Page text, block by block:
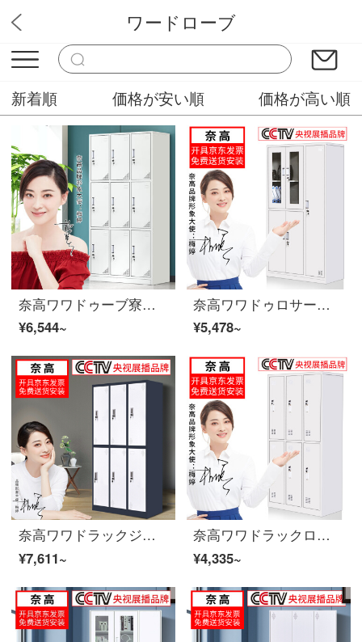
オフィス家具専門店
ワードローブ
新着順 価格が安い順 価格が高い順
奈高ワワドゥーブ寮の従業員がロッカーの中のロッカーの棚に複数の戸棚を収納している9つのドアワルドゥーブが厚いお金を入れています。
¥6,544~
奈高ワワドゥロサービスブティックキャビネット情報アーカイブキャビネット5つのワルドゥロサービスブイの豪華な厚いお金
¥5,478~
奈高ワワドラックジムの浴室従業員棚に6つのワルドラックのカバーを取り外す
¥7,611~
奈高ワワドラックロッカー従業員キャビネット6ドアワゴンドロッブブ
¥4,335~